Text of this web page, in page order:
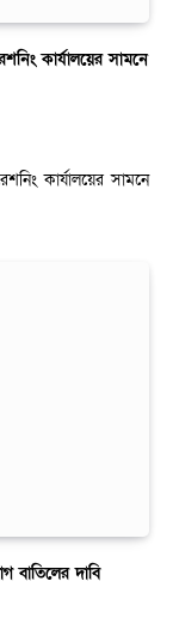
কার্যালয়ের সামনে
কার্যালয়ের সামনে
বাতিলের দাবি